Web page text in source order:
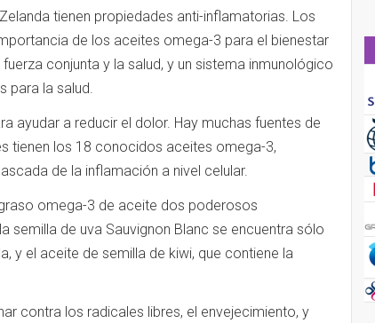
tienen propiedades anti-inflamatorias. Los
de los aceites omega-3 para el bienestar
conjunta y la salud, y un sistema inmunológico
para la salud.
ayudar a reducir el dolor. Hay muchas fuentes de
tienen los 18 conocidos aceites omega-3,
de la inflamación a nivel celular.
omega-3 de aceite dos poderosos
semilla de uva Sauvignon Blanc se encuentra sólo
y el aceite de semilla de kiwi, que contiene la
contra los radicales libres, el envejecimiento, y